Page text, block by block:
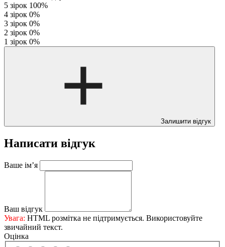
5 зірок 100%
4 зірок 0%
3 зірок 0%
2 зірок 0%
1 зірок 0%
Залишити відгук
Написати відгук
Ваше ім’я
Ваш відгук
Увага: HTML розмітка не підтримується. Використовуйте
звичайний текст.
Оцінка